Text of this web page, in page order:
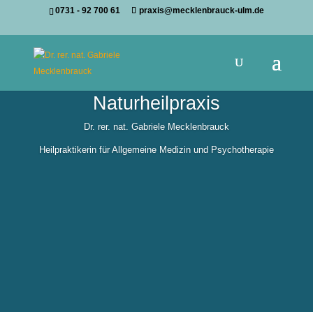
0731 - 92 700 61 praxis@mecklenbrauck-ulm.de
Naturheilpraxis
Dr. rer. nat. Gabriele Mecklenbrauck
Heilpraktikerin für Allgemeine Medizin und Psychotherapie